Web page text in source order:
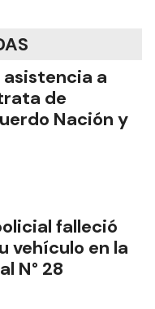
a
de
Nación y
falleció
vehículo en la
N° 28